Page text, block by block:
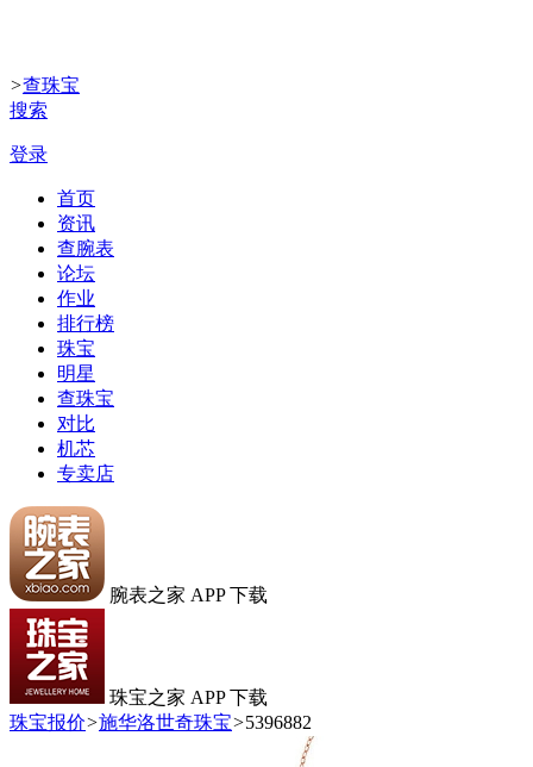
>查珠宝
搜索
登录
首页
资讯
查腕表
论坛
作业
排行榜
珠宝
明星
查珠宝
对比
机芯
专卖店
腕表之家 APP 下载
珠宝之家 APP 下载
珠宝报价>施华洛世奇珠宝>5396882